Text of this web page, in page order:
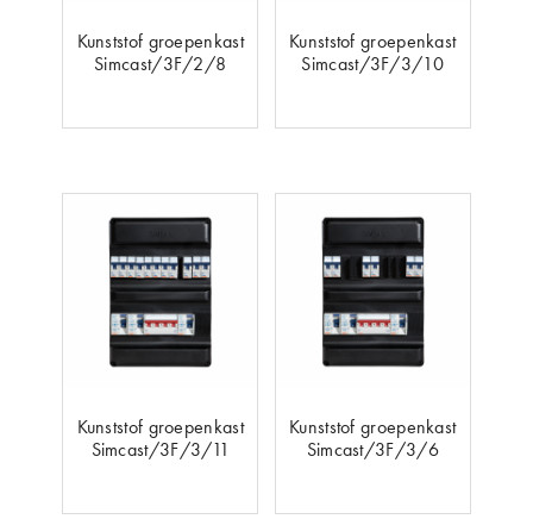
Kunststof groepenkast
Simcast/3F/2/8
Kunststof groepenkast
Simcast/3F/3/10
Kunststof groepenkast
Simcast/3F/3/11
Kunststof groepenkast
Simcast/3F/3/6